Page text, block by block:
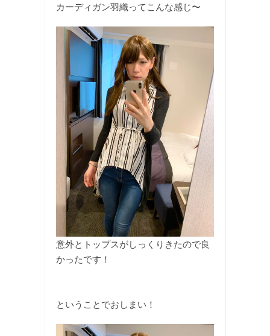
カーディガン羽織ってこんな感じ〜
意外とトップスがしっくりきたので良
かったです！
ということでおしまい！